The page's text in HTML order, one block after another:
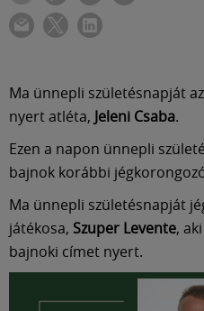
Ma ünnepli születésnapját
nyert atléta, Jeleni Csaba.
Ezen a napon ünnepli
bajnok korábbi
Ma ünnepli születésnapját
játékosa, Szuper Levente,
bajnoki címet nyert.
Klub
Szolgáltatások
Shop
Közösség
Múzeum